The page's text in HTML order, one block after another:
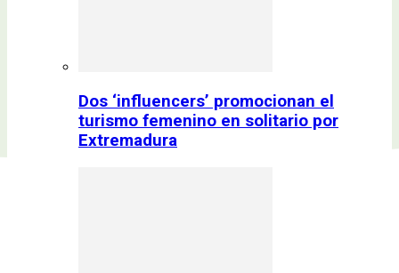
Dos ‘influencers’ promocionan el
turismo femenino en solitario por
Extremadura